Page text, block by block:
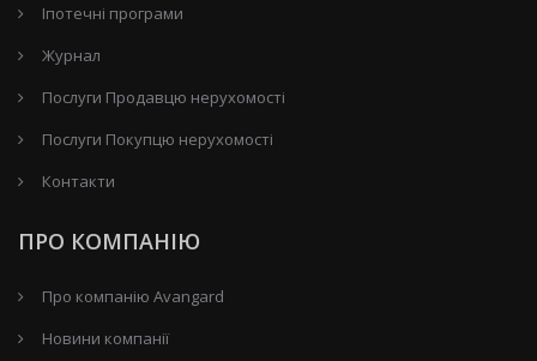
Іпотечні програми
Журнал
Послуги Продавцю нерухомості
Послуги Покупцю нерухомості
Контакти
ПРО КОМПАНІЮ
Про компанію Avangard
Новини компанії